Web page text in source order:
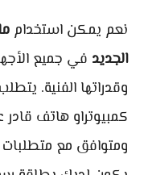
نعم يمكن استخدام
الجديد في جميع
كمبيوتراو هاتف
ومتوافق مع